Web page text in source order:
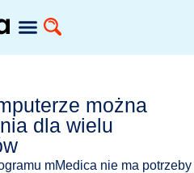
można
dla wielu
mMedica nie ma potrzeby